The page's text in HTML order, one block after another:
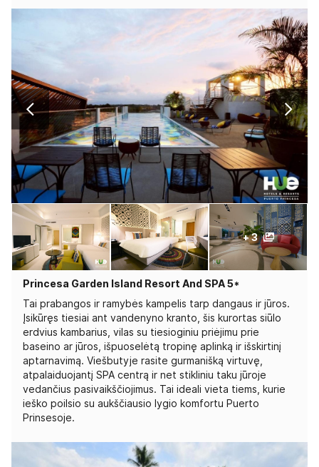
+ 3
Princesa Garden Island Resort And SPA 5*
Tai prabangos ir ramybės kampelis tarp dangaus ir jūros.
Įsikūręs tiesiai ant vandenyno kranto, šis kurortas siūlo
erdvius kambarius, vilas su tiesioginiu priėjimu prie
baseino ar jūros, išpuoselėtą tropinę aplinką ir išskirtinį
aptarnavimą. Viešbutyje rasite gurmanišką virtuvę,
atpalaiduojantį SPA centrą ir net stikliniu taku jūroje
vedančius pasivaikščiojimus. Tai ideali vieta tiems, kurie
ieško poilsio su aukščiausio lygio komfortu Puerto
Prinsesoje.